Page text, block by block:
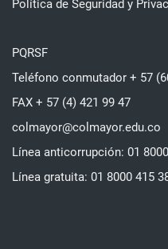
Política de Seguridad y
PQRSF
Teléfono conmutador + 57
FAX + 57 (4) 421 99 47
colmayor@colmayor.edu.co
Línea anticorrupción: 01
Línea gratuita: 01 8000 415